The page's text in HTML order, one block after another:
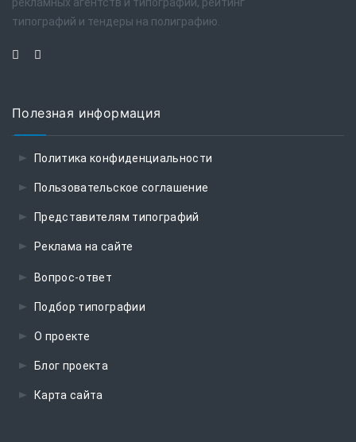
типографий и тендеры на полиграфию.
Полезная информация
Политика конфиденциальности
Пользовательское соглашение
Представителям типографий
Реклама на сайте
Вопрос-ответ
Подбор типографии
О проекте
Блог проекта
Карта сайта